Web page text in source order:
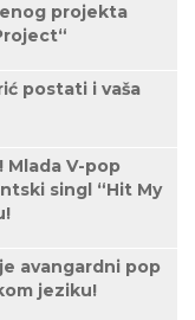
projekta
postati i vaša
Mlada V-pop
singl “Hit My
avangardni pop
jeziku!